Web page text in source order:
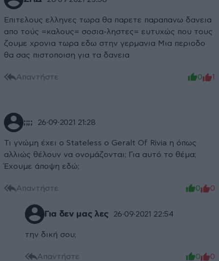
Επιτελους ελληνες τωρα θα παρετε παραπανω δανεια
απο τούς =καλους= σοσια-ληστες= ευτυχώς που τους
ζουμε χρονια τωρα εδω στην γερμανια Μια περιοδο
θα σας πιστοποιση για τα δανεια
Απαντήστε 0 1
;;;; 26·09·2021 21:28
Τι γνώμη έχει ο Stateless ο Geralt Of Rivia η όπως
αλλιώς θέλουν να ονομάζονται; Για αυτό το θέμα;
Έχουμε άποψη εδώ;
Απαντήστε 0 0
Για δεν μας λες 26·09·2021 22:54
την δική σου;
Απαντήστε 0 0